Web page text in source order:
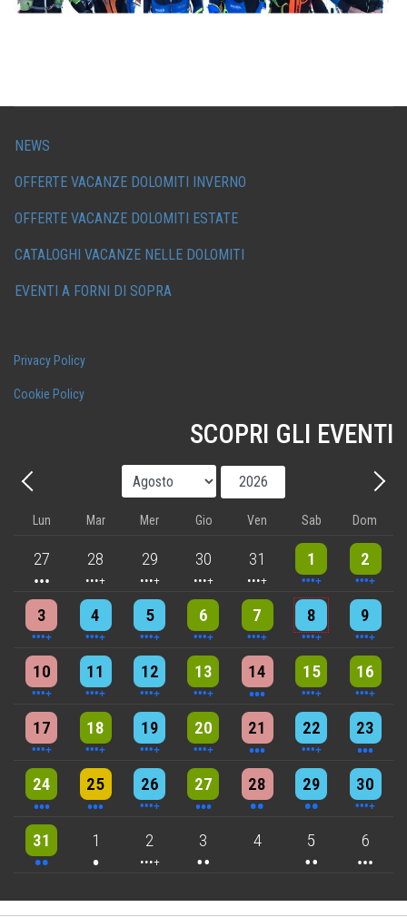
NEWS
OFFERTE VACANZE DOLOMITI INVERNO
OFFERTE VACANZE DOLOMITI ESTATE
CATALOGHI VACANZE NELLE DOLOMITI
EVENTI A FORNI DI SOPRA
Privacy Policy
Cookie Policy
SCOPRI GLI EVENTI
Precedente - Mese
Anno
Lun Mar Mer Gio Ven Sab Dom
27
3 events 28
4 events 29
5 events 30
5 events 31
5 events 1
9 events 2
8 events
3
4 events 4
4 events 5
7 events 6
6 events 7
5 events 8
7 events 9
8 events
10
5 events 11
7 events 12
6 events 13
9 events 14
3 events 15
7 events 16
4 events
17
5 events 18
6 events 19
7 events 20
6 events 21
3 events 22
4 events 23
3 events
24
3 events 25
3 events 26
6 events 27
3 events 28
2 events 29
2 events 30
4 events
31
2 events 1
One event 2
4 events 3
2 events 4 5
2 events 6
3 events